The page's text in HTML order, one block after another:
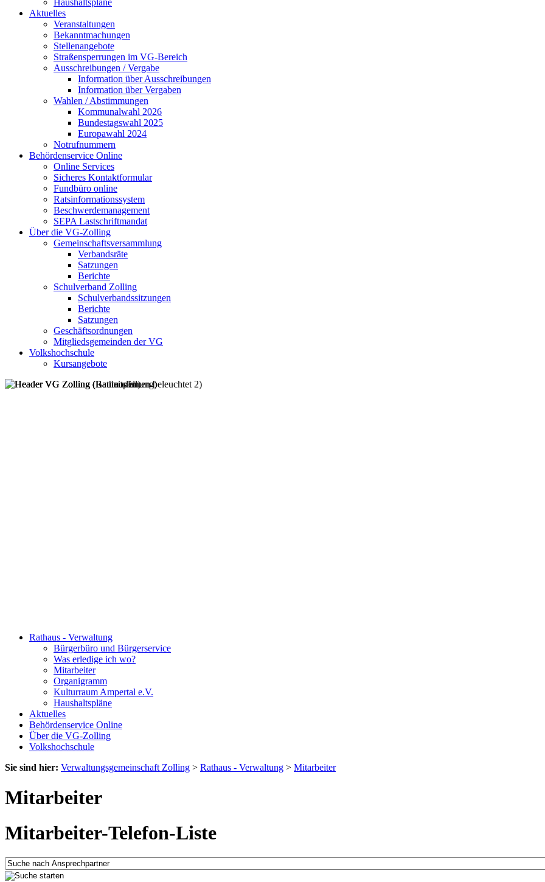
Haushaltspläne
Aktuelles
Veranstaltungen
Bekanntmachungen
Stellenangebote
Straßensperrungen im VG-Bereich
Ausschreibungen / Vergabe
Information über Ausschreibungen
Information über Vergaben
Wahlen / Abstimmungen
Kommunalwahl 2026
Bundestagswahl 2025
Europawahl 2024
Notrufnummern
Behördenservice Online
Online Services
Sicheres Kontaktformular
Fundbüro online
Ratsinformationssystem
Beschwerdemanagement
SEPA Lastschriftmandat
Über die VG-Zolling
Gemeinschaftsversammlung
Verbandsräte
Satzungen
Berichte
Schulverband Zolling
Schulverbandssitzungen
Berichte
Satzungen
Geschäftsordnungen
Mitgliedsgemeinden der VG
Volkshochschule
Kursangebote
Rathaus - Verwaltung
Bürgerbüro und Bürgerservice
Was erledige ich wo?
Mitarbeiter
Organigramm
Kulturraum Ampertal e.V.
Haushaltspläne
Aktuelles
Behördenservice Online
Über die VG-Zolling
Volkshochschule
Sie sind hier: Verwaltungsgemeinschaft Zolling > Rathaus - Verwaltung > Mitarbeiter
Mitarbeiter
Mitarbeiter-Telefon-Liste